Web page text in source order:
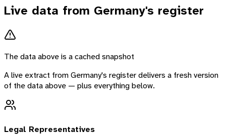
Live data from Germany's register
The data above is a cached snapshot
A live extract fromGermany's register delivers a fresh version
of the data above — plus everything below.
Legal Representatives